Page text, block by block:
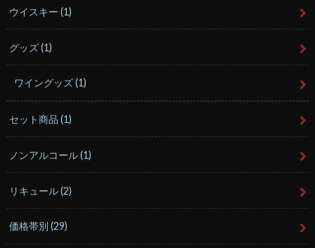
ウイスキー(1)
グッズ(1)
ワイングッズ(1)
セット商品(1)
ノンアルコール(1)
リキュール(2)
価格帯別(29)